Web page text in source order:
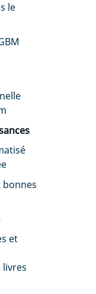
le
bonnes
et